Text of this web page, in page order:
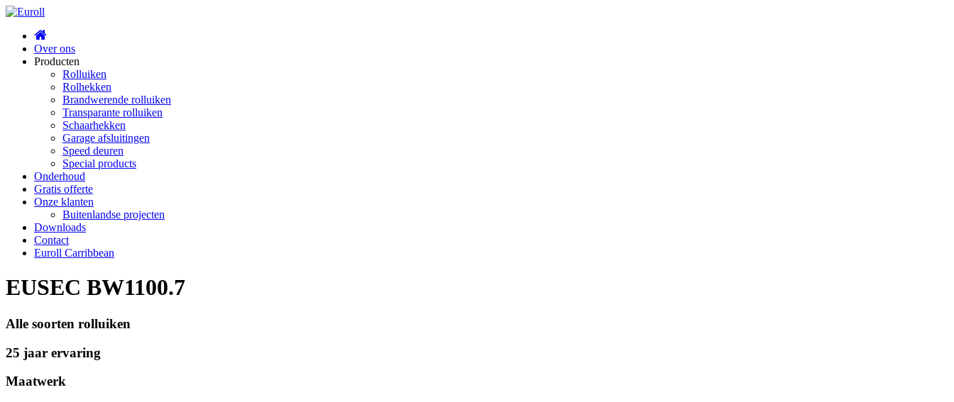
Home
Over ons
Producten
Rolluiken
Rolhekken
Brandwerende rolluiken
Transparante rolluiken
Schaarhekken
Garage afsluitingen
Speed deuren
Special products
Onderhoud
Gratis offerte
Onze klanten
Buitenlandse projecten
Downloads
Contact
Euroll Carribbean
EUSEC BW1100.7
Alle soorten rolluiken
25 jaar ervaring
Maatwerk